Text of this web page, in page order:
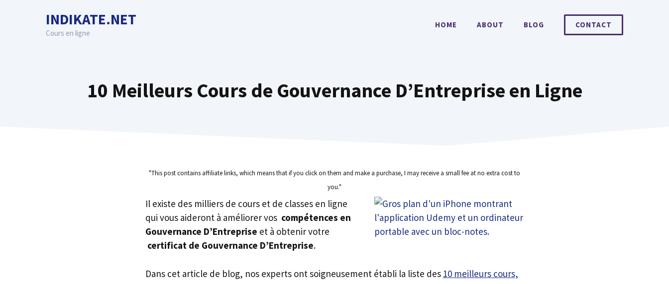
INDIKATE.NET
Cours en ligne
HOME ABOUT BLOG CONTACT
10 Meilleurs Cours de Gouvernance D’Entreprise en Ligne
"This post contains affiliate links, which means that if you click on them and make a purchase, I may receive a small fee at no extra cost to
you."
Il existe des milliers de cours et de classes en ligne
qui vous aideront à améliorer vos compétences en
Gouvernance D’Entreprise et à obtenir votre
certificat de Gouvernance D’Entreprise.
Dans cet article de blog, nos experts ont soigneusement établi la liste des 10 meilleurs cours,